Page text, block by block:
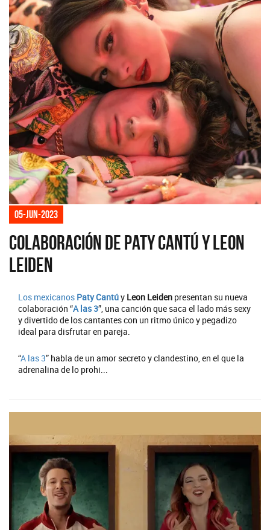
05-jun-2023
Colaboración de Paty Cantú y Leon
Leiden
Los mexicanos Paty Cantúy Leon Leiden presentan su nueva
colaboración “A las 3”, una canción que saca el lado más sexy
y divertido de los cantantes con un ritmo único y pegadizo
ideal para disfrutar en pareja.
“A las 3” habla de un amor secreto y clandestino, en el que la
adrenalina de lo prohi...